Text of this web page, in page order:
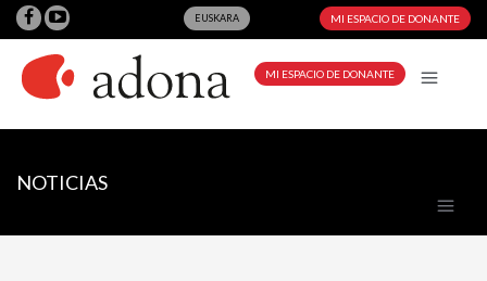
EUSKARA MI ESPACIO DE DONANTE
MI ESPACIO DE DONANTE
NOTICIAS